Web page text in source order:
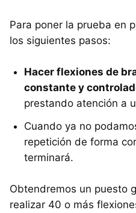
Para poner la prueba en
los siguientes pasos:
Hacer flexiones de
constante y
prestando atención a
Cuando ya no
repetición de forma
terminará.
Obtendremos un puesto
realizar 40 o más